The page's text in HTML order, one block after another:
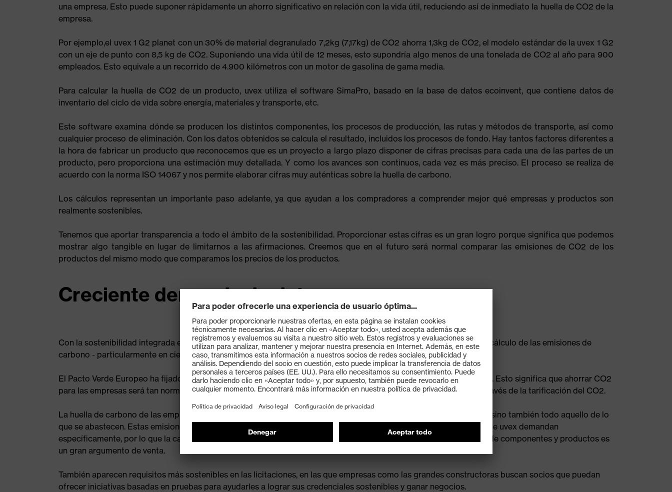
una empresa. Esto puede suponer rápidamente un ahorro significativo en relación con la vida útil, reduciendo así de inmediato la huella de CO2 de la
empresa.
Por ejemplo,el uvex 1 G2 planet con un 30% de material degranulado 7,2kg (7,17kg) de CO2 ahorra 1,3kg de CO2, el modelo estándar de la uvex 1 G2
con un eje de punto con 8,5 kg de CO2. Suponiendo una vida útil de 12 meses, esto supondría algo menos de una tonelada de CO2 al año para 900
empleados. Esto equivale a un recorrido de 4.900 kilómetros con un motor de gasolina de gama media.
Para calcular la huella de CO2 de un producto, uvex utiliza el software SimaPro, basado en la base de datos ecoinvent, que contiene datos de
inventario del ciclo de vida sobre energía, materiales y transporte, etc.
Este software examina dónde se producen los distintos componentes, los procesos de producción, las rutas y métodos de transporte, así como
cualquier proceso de eliminación. Con los datos obtenidos se calcula el resultado, incluidos los procesos de fondo. Hay tantos factores diferentes a
la hora de fabricar un producto que reconocemos que es un proyecto a largo plazo disponer de cifras precisas para cada una de las partes de un
producto, pero proporciona una estimación muy detallada. Y como los avances son continuos, cada vez es más preciso. El proceso se realiza de
acuerdo con la norma ISO 14067 y nos permite elaborar cifras muy auténticas sobre la huella de carbono.
Los cálculos representan un importante paso adelante, ya que ayudan a los compradores a comprender mejor qué empresas y productos son
realmente sostenibles.
Tenemos que aportar transparencia a todo el ámbito de la sostenibilidad. Proporcionar estas cifras es un gran logro porque significa que podemos
mostrar algo tangible en lugar de limitarnos a las afirmaciones. Creemos que en el futuro será normal comparar las emisiones de CO2 de los
productos del mismo modo que comparamos los precios de los productos.
Creciente demanda de datos
Con la sostenibilidad integrada en el ADN de uvex, estamos bien situados para ayudar con el creciente interés en el cálculo de las emisiones de
carbono - particularmente en ciertas industrias como la automotriz.
El Pacto Verde Europeo ha fijado el objetivo de que Europa sea el primer continente climáticamente neutro en 2050. Esto significa que ahorrar CO2
para las empresas será tan normal como ahorrar costes, porque el CO2 costará dinero directa e indirectamente a través de la tarificación del CO2.
La huella de carbono de las empresas incluye no sólo lo que ellas mismas emiten durante el proceso de fabricación, sino también todo aquello de lo
que se abastecen. Estas emisiones se clasifican como emisiones de Alcance 3 y los datos son algo que los clientes de uvex demandan
específicamente, por lo que la capacidad de la empresa para proporcionar datos sobre la huella de carbono a nivel de componentes y productos es
un gran argumento de venta.
También aparecen requisitos más sostenibles en las licitaciones, en las que empresas como las grandes constructoras buscan socios que puedan
ofrecer iniciativas basadas en pruebas para ayudarles a lograr sus credenciales sostenibles y ganar negocios.